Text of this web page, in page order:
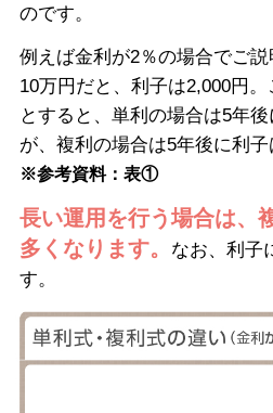
のです。
例えば金利が2％の場合でご
10万円だと、利子は2,000円
とすると、単利の場合は5年
が、複利の場合は5年後に利子
※参考資料：表①
長い運用を行う場合は、
多くなります。
なお、利子
す。